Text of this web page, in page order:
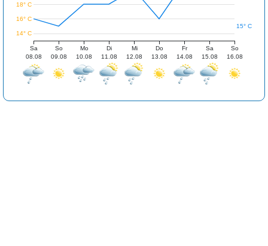
Sa
08.08
So
09.08
Mo
10.08
Di
11.08
Mi
12.08
Do
13.08
Fr
14.08
Sa
15.08
So
16.08
14° C
16° C
18° C
15° C